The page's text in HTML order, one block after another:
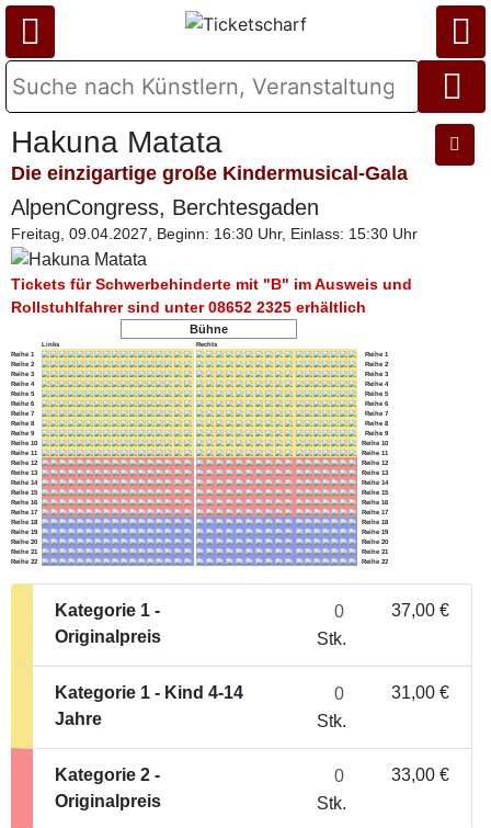
Hakuna Matata
Die einzigartige große Kindermusical-Gala
AlpenCongress, Berchtesgaden
Freitag, 09.04.2027, Beginn: 16:30 Uhr, Einlass: 15:30 Uhr
Tickets für Schwerbehinderte mit "B" im Ausweis und
Rollstuhlfahrer sind unter 08652 2325 erhältlich
Kategorie 1 -
Originalpreis
Stk.
37,00 €
Kategorie 1 - Kind 4-14
Jahre
Stk.
31,00 €
Kategorie 2 -
Originalpreis
Stk.
33,00 €